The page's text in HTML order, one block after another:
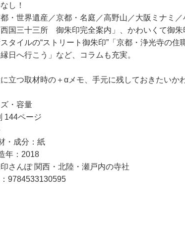
し！
・世界遺産／京都・名庭／高野山／大阪ミナミ
国三十三所 御朱印完全案内」、かわいくて御朱
タイルの“ストリート御朱印”「京都・浄光寺の
日へ行こう」など、コラムも充実。
立つ取材時の＋αメモ、手元に残しておきたいか
・容量
144ページ
・成分：紙
年：2018
さんぽ 関西・北陸・瀬戸内の寺社
9784533130595